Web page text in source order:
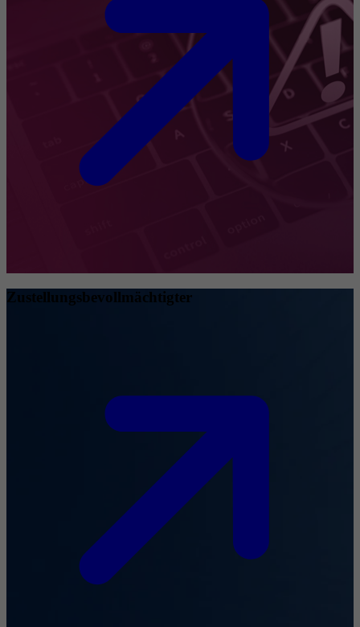
Zustellungsbevollmächtigter